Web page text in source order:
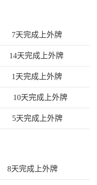
7天完成上外牌
14天完成上外牌
1天完成上外牌
10天完成上外牌
5天完成上外牌
8天完成上外牌